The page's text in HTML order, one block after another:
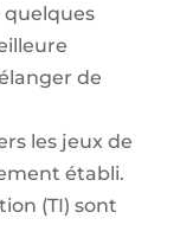
de
les jeux de
établi.
(TI) sont